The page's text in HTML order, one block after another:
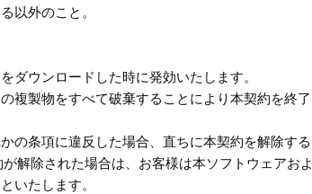
以外のこと。
ダウンロードした時に発効いたします。
複製物をすべて破棄することにより本契約を終了
の条項に違反した場合、直ちに本契約を解除する
解除された場合は、お客様は本ソフトウェアおよ
いたします。